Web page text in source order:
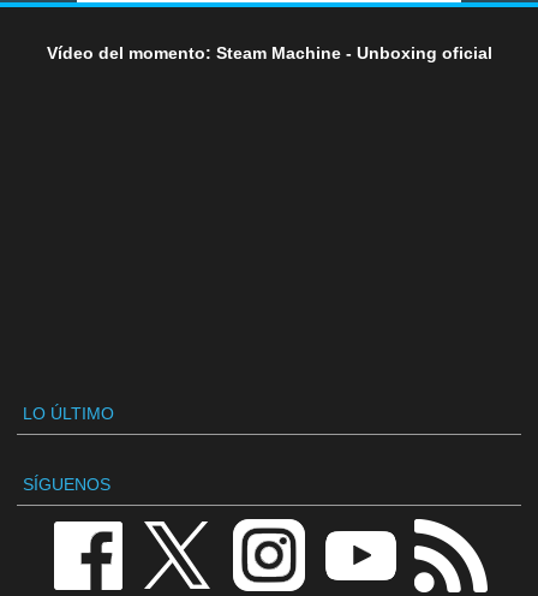
Vídeo del momento: Steam Machine - Unboxing oficial
LO ÚLTIMO
SÍGUENOS